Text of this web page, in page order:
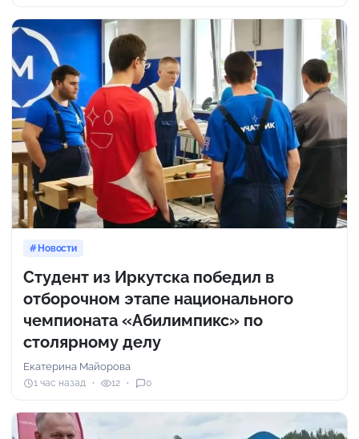
Новости
Студент из Иркутска победил в
отборочном этапе национального
чемпионата «Абилимпикс» по
столярному делу
Екатерина Майорова
1 час назад 12 0